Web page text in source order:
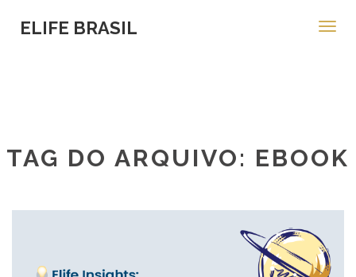
ELIFE BRASIL
TAG DO ARQUIVO: EBOOK